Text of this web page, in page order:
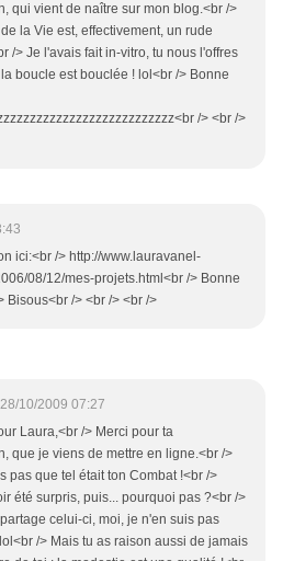
qui vient de naître sur mon blog.<br />
la Vie est, effectivement, un rude
/> Je l'avais fait in-vitro, tu nous l'offres
boucle est bouclée ! lol<br /> Bonne
/> <br />
ici:<br /> http://www.lauravanel-
08/12/mes-projets.html<br /> Bonne
Bisous<br /> <br /> <br />
28/10/2009 07:27
Laura,<br /> Merci pour ta
que je viens de mettre en ligne.<br />
pas que tel était ton Combat !<br />
été surpris, puis... pourquoi pas ?<br />
celui-ci, moi, je n'en suis pas
/> Mais tu as raison aussi de jamais